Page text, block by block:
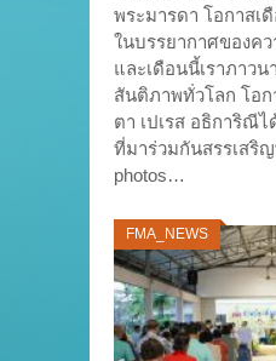
พระมารดา โอกาสเ
ในบรรยากาศของค
และเดือนนี้เราภาว
สันติภาพทั่วโลก โอก
ตา เปเรส อธิการิณี
ที่มาร่วมกันสรรเสริ
photos…
FMA_NEWS